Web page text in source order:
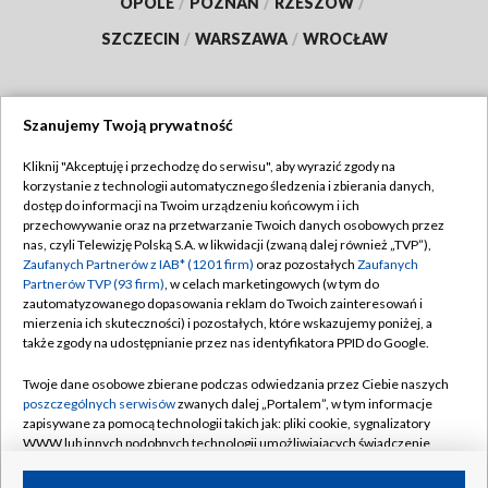
SZCZECIN / WARSZAWA / WROCŁAW
TVP
Abonament TVP
Emisja w TVP
Centrum informacji TVP
Naziemna Telewizja Cyfrowa
Rada Programowa
System NOS
Informacje o nadawcy
Regulamin TVP
Polityka prywatności
Moje zgody
Pomoc
Kontakt
Kanały
Szanujemy Twoją prywatność
Kliknij "Akceptuję i przechodzę do serwisu", aby wyrazić zgody na
korzystanie z technologii automatycznego śledzenia i zbierania danych,
dostęp do informacji na Twoim urządzeniu końcowym i ich
przechowywanie oraz na przetwarzanie Twoich danych osobowych przez
nas, czyli Telewizję Polską S.A. w likwidacji (zwaną dalej również „TVP”),
Zaufanych Partnerów z IAB* (1201 firm) oraz pozostałych Zaufanych
Partnerów TVP (93 firm), w celach marketingowych (w tym do
zautomatyzowanego dopasowania reklam do Twoich zainteresowań i
mierzenia ich skuteczności) i pozostałych, które wskazujemy poniżej, a
także zgody na udostępnianie przez nas identyfikatora PPID do Google.
Twoje dane osobowe zbierane podczas odwiedzania przez Ciebie naszych
poszczególnych serwisówzwanych dalej „Portalem”, w tym informacje
zapisywane za pomocą technologii takich jak: pliki cookie, sygnalizatory
WWW lub innych podobnych technologii umożliwiających świadczenie